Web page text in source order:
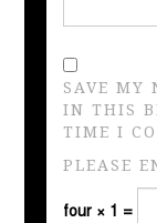
SAVE MY
IN THIS
TIME I
PLEASE
four × 1 =